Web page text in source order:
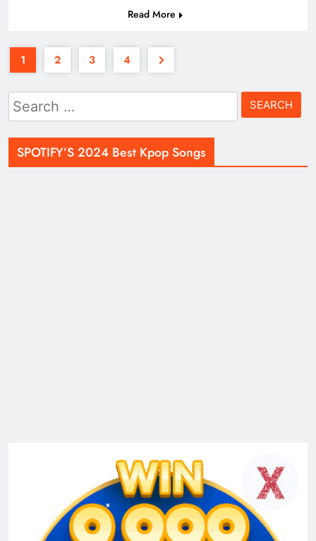
Read More
1 2 3 4
Search
for:
SPOTIFY’S 2024 Best Kpop Songs